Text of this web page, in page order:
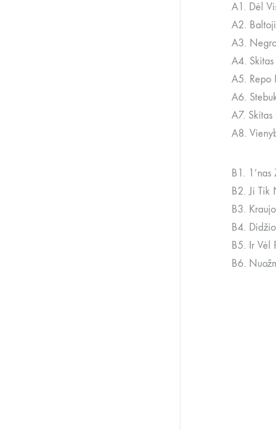
A1. Dėl
A2.
A3.
A4. Skitas
A5. Repo
A6.
A7.
A8.
B1. 1’nas
B2. Ji Tik
B3.
B4.
B5. Ir Vėl
B6.